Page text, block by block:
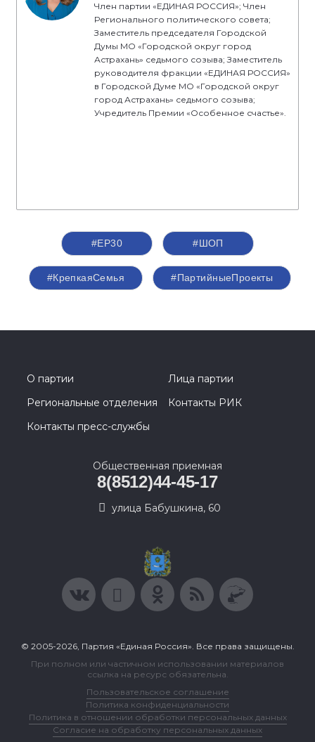
Член партии «ЕДИНАЯ РОССИЯ»; Член
Регионального политического совета;
Заместитель председателя Городской
Думы МО «Городской округ город
Астрахань» седьмого созыва; Заместитель
руководителя фракции «ЕДИНАЯ РОССИЯ»
в Городской Думе МО «Городской округ
город Астрахань» седьмого созыва;
Учредитель Премии «Особенное счастье».
#ЕР30 #ШОП
#КрепкаяСемья #ПартийныеПроекты
О партии
Лица партии
Региональные отделения
Контакты РИК
Контакты пресс-службы
Общественная приемная
8(8512)44-45-17
улица Бабушкина, 60
© 2005-2026, Партия «Единая Россия». Все права защищены.
При полном или частичном использовании материалов
ссылка на ресурс обязательна.
Пользовательское соглашение
Политика конфиденциальности
Политика в отношении обработки персональных данных
Согласие на обработку персональных данных